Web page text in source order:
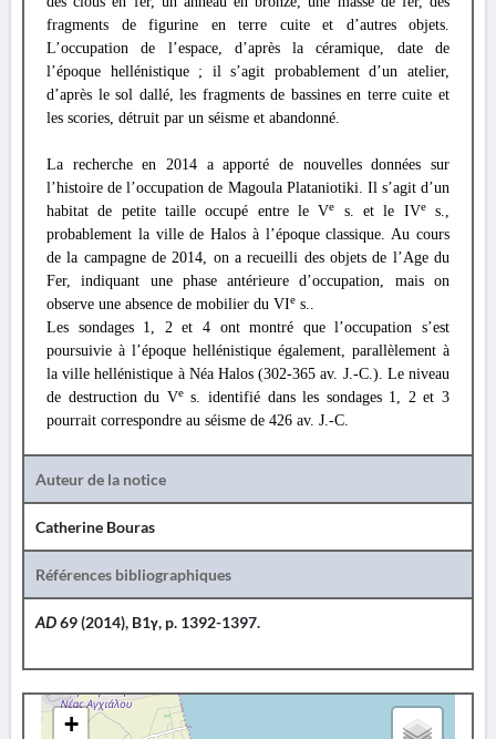
fragments de figurine en terre cuite et d’autres objets.
L’occupation de l’espace, d’après la céramique, date de
l’époque hellénistique ; il s’agit probablement d’un atelier,
d’après le sol dallé, les fragments de bassines en terre cuite et
les scories, détruit par un séisme et abandonné.
La recherche en 2014 a apporté de nouvelles données sur
l’histoire de l’occupation de Magoula Plataniotiki. Il s’agit d’un
habitat de petite taille occupé entre le Ve s. et le IVes.,
probablement la ville de Halos à l’époque classique. Au cours
de la campagne de 2014, on a recueilli des objets de l’Age du
Fer, indiquant une phase antérieure d’occupation, mais on
observe une absence de mobilier du VIe s..
Les sondages 1, 2 et 4 ont montré que l’occupation s’est
poursuivie à l’époque hellénistique également, parallèlement à
la ville hellénistique à Néa Halos (302-365 av. J.-C.). Le niveau
de destruction du Ves. identifié dans les sondages 1, 2 et 3
pourrait correspondre au séisme de 426 av. J.-C.
Auteur de la notice
Catherine Bouras
Références bibliographiques
AD69 (2014), B1γ, p. 1392-1397.
+